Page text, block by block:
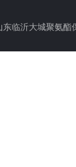
临沂大城聚氨